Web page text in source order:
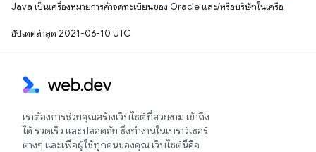
Java เป็นเครื่องหมายการค้าจดทะเบียนของ Oracle และ/หรือบริษัทในเครือ
อัปเดตล่าสุด 2021-06-10 UTC
เราต้องการช่วยคุณสร้างเว็บไซต์ที่สวยงาม เข้าถึง
ได้ รวดเร็ว และปลอดภัย ซึ่งทำงานในเบราว์เซอร์
ต่างๆ และเพื่อผู้ใช้ทุกคนของคุณ เว็บไซต์นี้คือ